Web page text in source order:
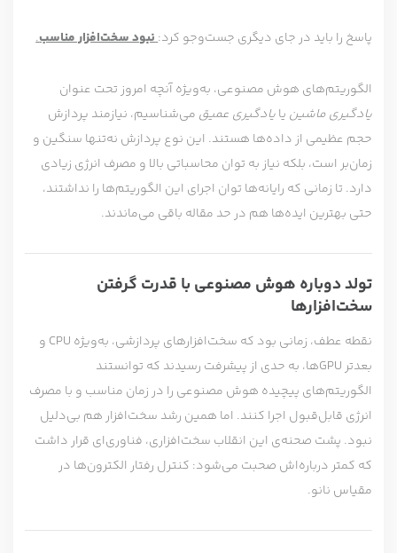
پاسخ را باید در جای دیگری جست‌وجو کرد:نبود سخت‌افزار مناسب.
الگوریتم‌های هوش مصنوعی، به‌ویژه آنچه امروز تحت عنوان
یادگیری ماشین یایادگیری عمیق می‌شناسیم، نیازمند پردازش
حجم عظیمی از داده‌ها هستند. این نوع پردازش نه‌تنها سنگین و
زمان‌بر است، بلکه نیاز به توان محاسباتی بالا و مصرف انرژی زیادی
دارد. تا زمانی که رایانه‌ها توان اجرای این الگوریتم‌ها را نداشتند،
حتی بهترین ایده‌ها هم در حد مقاله باقی می‌ماندند.
تولد دوباره هوش مصنوعی با قدرت گرفتن
سخت‌افزارها
نقطه عطف، زمانی بود که سخت‌افزارهای پردازشی، به‌ویژه CPU و
بعدتر GPU‌ها، به حدی از پیشرفت رسیدند که توانستند
الگوریتم‌های پیچیده هوش مصنوعی را در زمان مناسب و با مصرف
انرژی قابل‌قبول اجرا کنند. اما همین رشد سخت‌افزار هم بی‌دلیل
نبود. پشت صحنه‌ی این انقلاب سخت‌افزاری، فناوری‌ای قرار داشت
که کمتر درباره‌اش صحبت می‌شود: کنترل رفتار الکترون‌ها در
مقیاس نانو.